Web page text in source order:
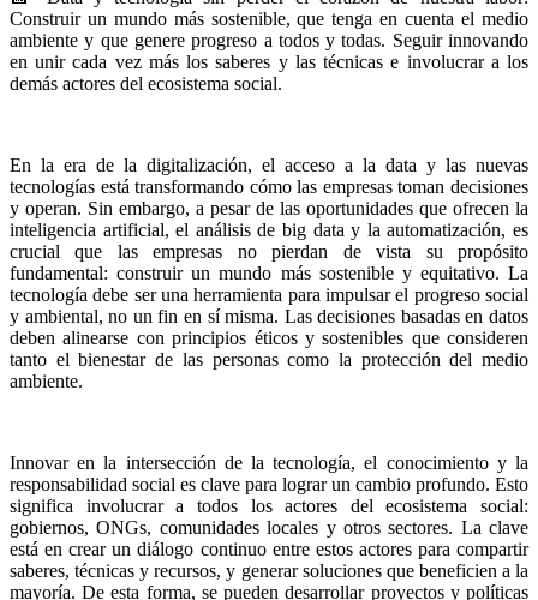
Construir un mundo más sostenible, que tenga en cuenta el medio
ambiente y que genere progreso a todos y todas. Seguir innovando
en unir cada vez más los saberes y las técnicas e involucrar a los
demás actores del ecosistema social.
En la era de la digitalización, el acceso a la data y las nuevas
tecnologías está transformando cómo las empresas toman decisiones
y operan. Sin embargo, a pesar de las oportunidades que ofrecen la
inteligencia artificial, el análisis de big data y la automatización, es
crucial que las empresas no pierdan de vista su propósito
fundamental: construir un mundo más sostenible y equitativo. La
tecnología debe ser una herramienta para impulsar el progreso social
y ambiental, no un fin en sí misma. Las decisiones basadas en datos
deben alinearse con principios éticos y sostenibles que consideren
tanto el bienestar de las personas como la protección del medio
ambiente.
Innovar en la intersección de la tecnología, el conocimiento y la
responsabilidad social es clave para lograr un cambio profundo. Esto
significa involucrar a todos los actores del ecosistema social:
gobiernos, ONGs, comunidades locales y otros sectores. La clave
está en crear un diálogo continuo entre estos actores para compartir
saberes, técnicas y recursos, y generar soluciones que beneficien a la
mayoría. De esta forma, se pueden desarrollar proyectos y políticas